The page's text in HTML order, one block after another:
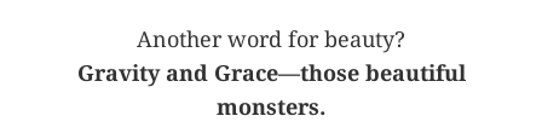
Another word for beauty?
Gravity and Grace—those beautiful
monsters.